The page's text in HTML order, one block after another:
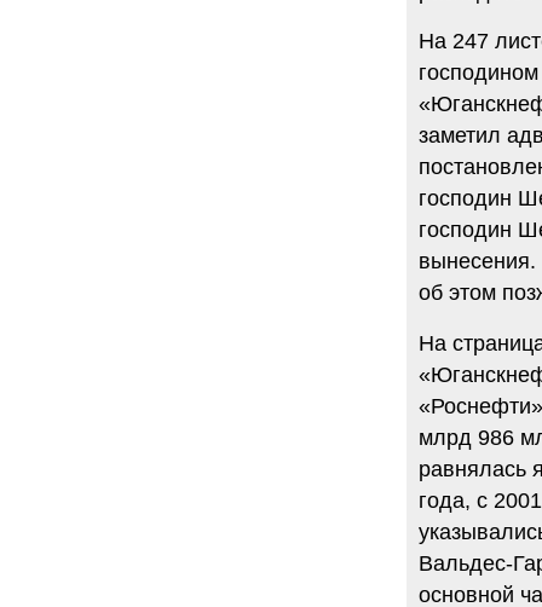
На 247
заметил
господин
господин
об этом
На
млрд 986
равнялась
года, с
Вальдес-
основной